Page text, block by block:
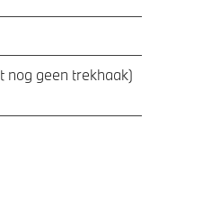
nog geen trekhaak)